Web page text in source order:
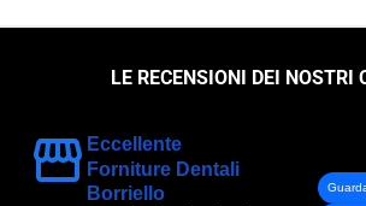
LE RECENSIONI DEI NOSTRI
Eccellente
Forniture Dentali
Borriello